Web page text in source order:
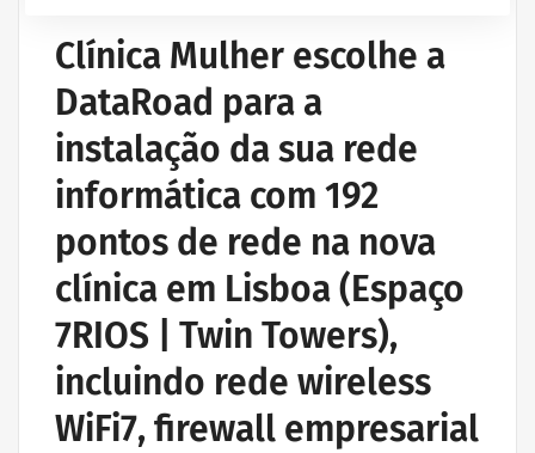
Clínica Mulher escolhe a
DataRoad para a
instalação da sua rede
informática com 192
pontos de rede na nova
clínica em Lisboa (Espaço
7RIOS | Twin Towers),
incluindo rede wireless
WiFi7, firewall empresarial